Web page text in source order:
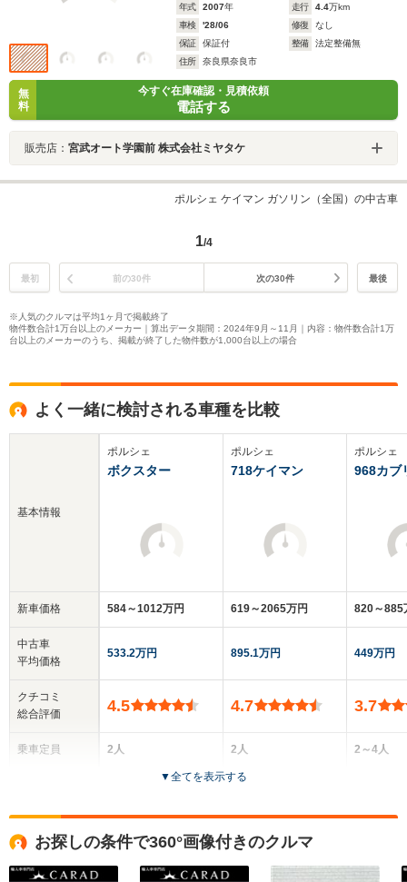
年式 2007年 走行 4.4万km
車検
'28/06 修復
なし
保証
保証付 整備
法定整備無
住所
奈良県奈良市
無
料
今すぐ在庫確認・見積依頼
電話する
販売店： 宮武オート学園前 株式会社ミヤタケ
ポルシェ ケイマン ガソリン（全国）の中古車
1/4
最初 前の30件 次の30件 最後
※人気のクルマは平均1ヶ月で掲載終了
物件数合計1万台以上のメーカー｜算出データ期間：2024年9月～11月｜内容：物件数合計1万
台以上のメーカーのうち、掲載が終了した物件数が1,000台以上の場合
よく一緒に検討される車種を比較
基本情報
新車価格
中古車
平均価格
クチコミ
総合評価
乗車定員
ポルシェ
ボクスター
584～1012万円
533.2万円
4.5
2人
1.26m～1.28m
ポルシェ
718ケイマン
619～2065万円
895.1万円
4.7
2人
3ドア
1.27m～1.3m
ポルシェ
968カブ
820～885
449万円
3.7
2～4人
▼全てを表示する
お探しの条件で360°画像付きのクルマ